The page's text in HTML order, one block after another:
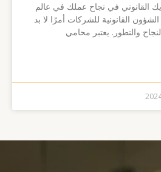
القانوني في نجاح عملك في عالم
القانونية للشركات أمرًا لا بد
والتطور. يعتبر محامي